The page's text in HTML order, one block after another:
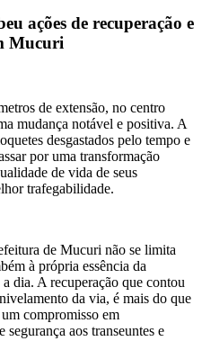
ações de recuperação e
Mucuri
de extensão, no centro
mudança notável e positiva. A
desgastados pelo tempo e
por uma transformação
de vida de seus
trafegabilidade.
de Mucuri não se limita
à própria essência da
dia. A recuperação que contou
da via, é mais do que
compromisso em
aos transeuntes e